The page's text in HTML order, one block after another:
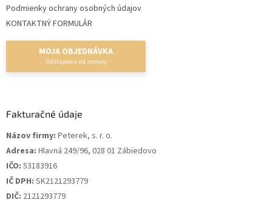
Podmienky ochrany osobných údajov
KONTAKTNÝ FORMULÁR
MOJA OBJEDNÁVKA
Fakturačné údaje
Názov firmy: Peterek, s. r. o.
Adresa: Hlavná 249/96, 028 01 Zábiedovo
IČO: 53183916
IČ DPH: SK2121293779
DIČ: 2121293779